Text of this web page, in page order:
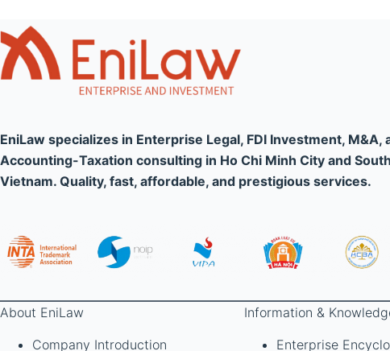
EniLaw specializes in Enterprise Legal, FDI Investment, M&A,
Accounting-Taxation consulting in Ho Chi Minh City and
Vietnam. Quality, fast, affordable, and prestigious services.
About EniLaw
Company Introduction
Information &
Enterprise